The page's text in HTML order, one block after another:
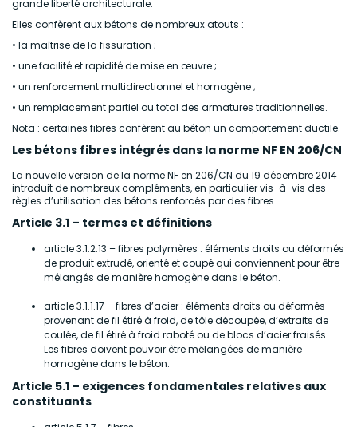
grande liberté architecturale.
Elles confèrent aux bétons de nombreux atouts :
• la maîtrise de la fissuration ;
• une facilité et rapidité de mise en œuvre ;
• un renforcement multidirectionnel et homogène ;
• un remplacement partiel ou total des armatures traditionnelles.
Nota : certaines fibres confèrent au béton un comportement ductile.
Les bétons fibres intégrés dans la norme NF EN 206/CN
La nouvelle version de la norme NF en 206/CN du 19 décembre 2014
introduit de nombreux compléments, en particulier vis-à-vis des
règles d’utilisation des bétons renforcés par des fibres.
Article 3.1 – termes et définitions
article 3.1.2.13 – fibres polymères : éléments droits ou déformés
de produit extrudé, orienté et coupé qui conviennent pour être
mélangés de manière homogène dans le béton.
article 3.1.1.17 – fibres d’acier : éléments droits ou déformés
provenant de fil étiré à froid, de tôle découpée, d’extraits de
coulée, de fil étiré à froid raboté ou de blocs d’acier fraisés.
Les fibres doivent pouvoir être mélangées de manière
homogène dans le béton.
Article 5.1 – exigences fondamentales relatives aux
constituants